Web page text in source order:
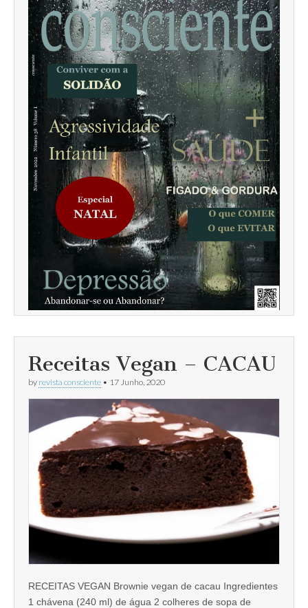
Receitas Vegan – CACAU
by revista consciente • 17 Junho, 2020
RECEITAS VEGAN Brownie vegan de cacau Ingredientes
1 chávena (240 ml) de água 2 colheres de sopa de